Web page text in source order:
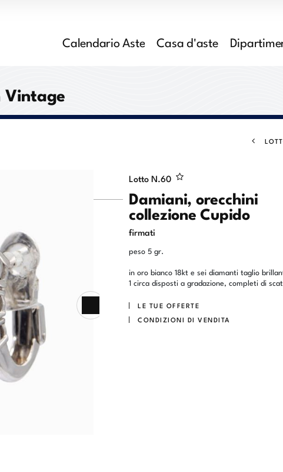
Calendario Aste Casa d'aste
Vintage
Lotto N.60
Damiani, orecchini
collezione Cupido
firmati
peso 5 gr.
in oro bianco 18kt e sei diamanti taglio
1 circa disposti a gradazione, completi di
LE TUE OFFERTE
CONDIZIONI DI VENDITA